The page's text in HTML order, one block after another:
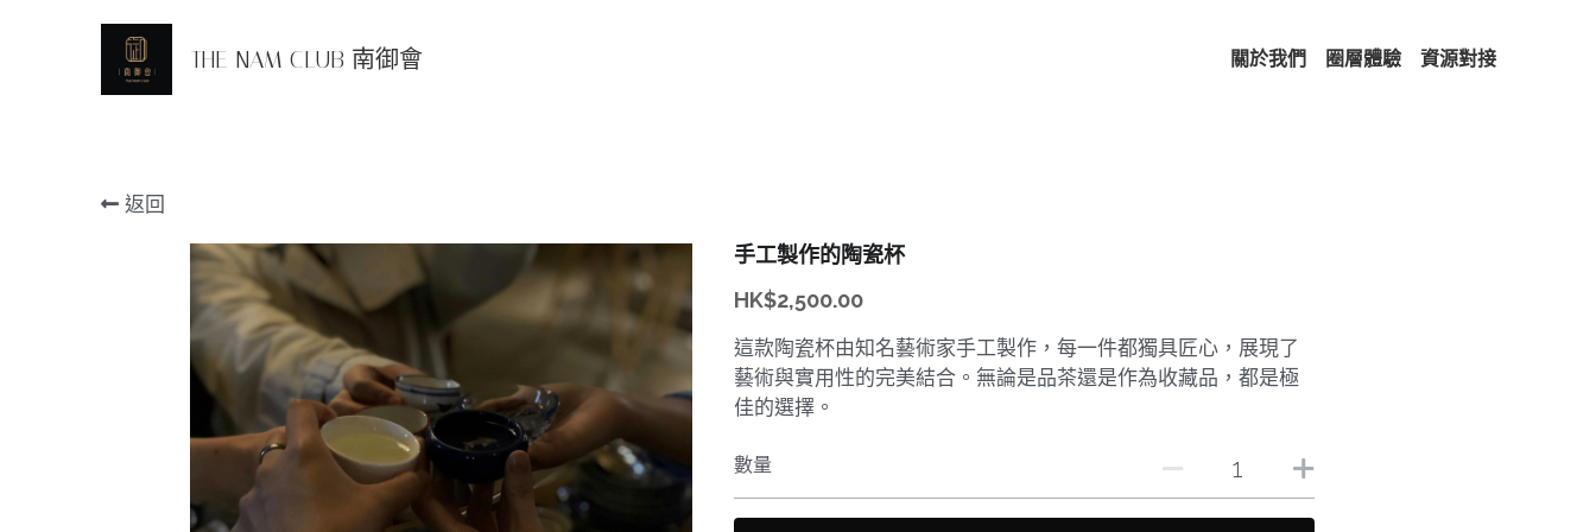
THE NAM CLUB 南御會 關於我們 圈層體驗 資源對接
返回
手工製作的陶瓷杯
HK$2,500.00
這款陶瓷杯由知名藝術家手工製作，每一件都獨具匠心，展現了
藝術與實用性的完美結合。無論是品茶還是作為收藏品，都是極
佳的選擇。
數量